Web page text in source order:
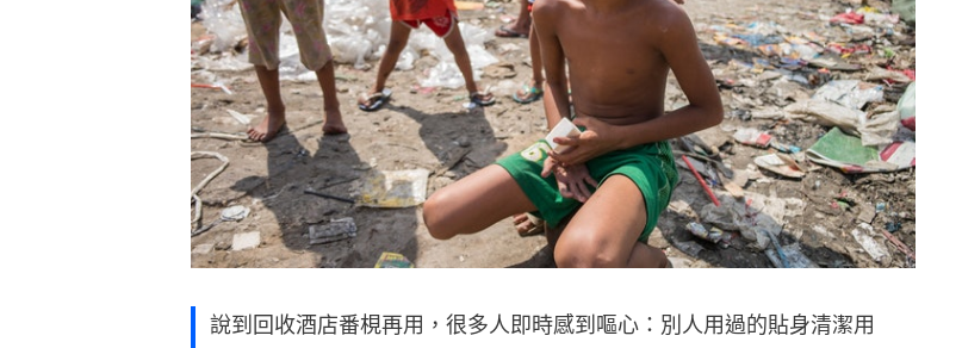
說到回收酒店番梘再用，很多人即時感到嘔心：別人用過的貼身清潔用